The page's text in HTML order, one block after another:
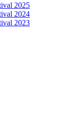
2025
2024
2023